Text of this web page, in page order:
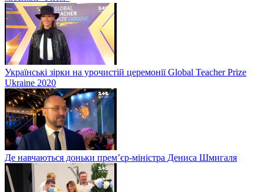
Українські зірки на урочистій церемонії Global Teacher Prize
Ukraine 2020
Де навчаються доньки прем’єр-міністра Дениса Шмигаля